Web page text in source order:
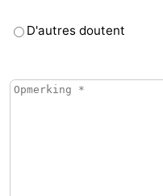
D'autres doutent